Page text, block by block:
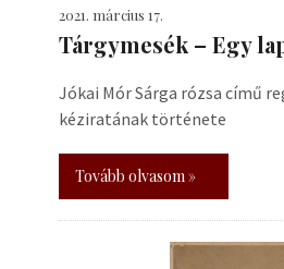
2021. március 17.
Tárgymesék – Egy
Jókai Mór Sárga rózsa című
kéziratának története
Tovább olvasom »